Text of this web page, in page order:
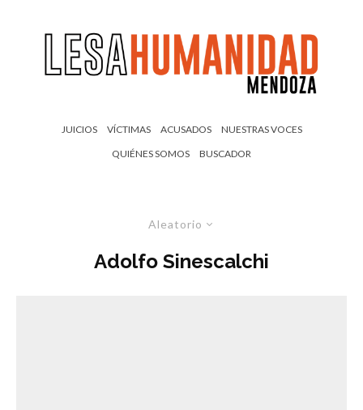
JUICIOS VÍCTIMAS ACUSADOS
NUESTRAS VOCES
QUIÉNES SOMOS
BUSCADOR
Aleatorio
Adolfo Sinescalchi